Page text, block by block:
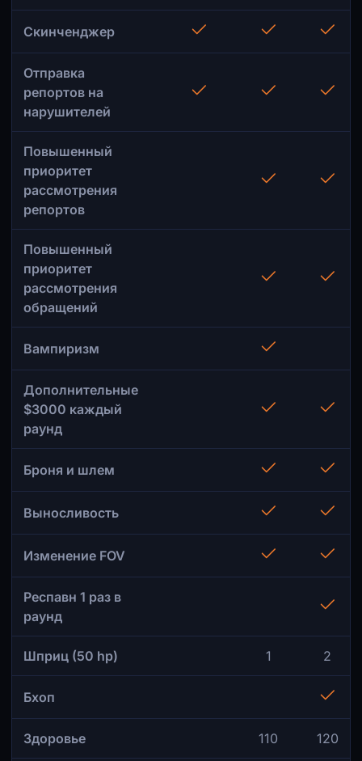
Скинченджер
Отправка
репортов на
нарушителей
Повышенный
приоритет
рассмотрения
репортов
Повышенный
приоритет
рассмотрения
обращений
Вампиризм
Дополнительные
$3000 каждый
раунд
Броня и шлем
Выносливость
Изменение FOV
Респавн 1 раз в
раунд
Шприц (50 hp) 1 2
Бхоп
Здоровье 110 120